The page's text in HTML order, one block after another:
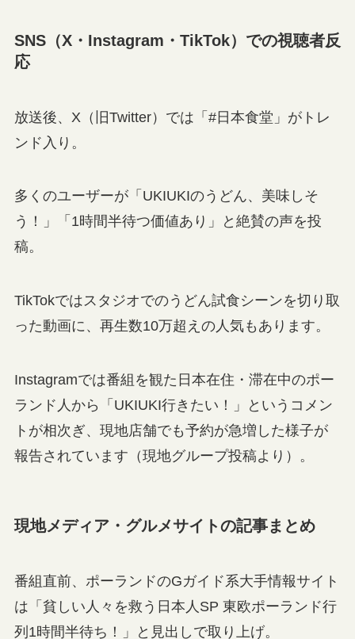
SNS（X・Instagram・TikTok）での視聴者反
応
放送後、X（旧Twitter）では「#日本食堂」がトレ
ンド入り。
多くのユーザーが「UKIUKIのうどん、美味しそ
う！」「1時間半待つ価値あり」と絶賛の声を投
稿。
TikTokではスタジオでのうどん試食シーンを切り取
った動画に、再生数10万超えの人気もあります。
Instagramでは番組を観た日本在住・滞在中のポー
ランド人から「UKIUKI行きたい！」というコメン
トが相次ぎ、現地店舗でも予約が急増した様子が
報告されています（現地グループ投稿より）。
現地メディア・グルメサイトの記事まとめ
番組直前、ポーランドのGガイド系大手情報サイト
は「貧しい人々を救う日本人SP 東欧ポーランド行
列1時間半待ち！」と見出しで取り上げ。